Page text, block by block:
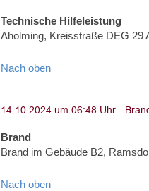
Technische Hilfeleistung
Aholming, Kreisstraße DEG 29
Nach oben
Brand
Brand im Gebäude B2,
Nach oben